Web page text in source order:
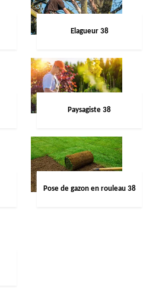
Elagueur 38
Paysagiste 38
Pose de gazon en rouleau 38